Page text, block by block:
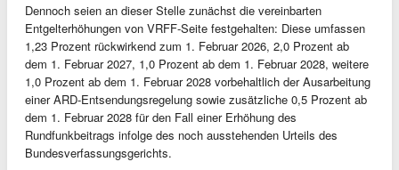
Dennoch seien an dieser Stelle zunächst die vereinbarten
Entgelterhöhungen von VRFF-Seite festgehalten: Diese umfassen
1,23 Prozent rückwirkend zum 1. Februar 2026, 2,0 Prozent ab
dem 1. Februar 2027, 1,0 Prozent ab dem 1. Februar 2028, weitere
1,0 Prozent ab dem 1. Februar 2028 vorbehaltlich der Ausarbeitung
einer ARD-Entsendungsregelung sowie zusätzliche 0,5 Prozent ab
dem 1. Februar 2028 für den Fall einer Erhöhung des
Rundfunkbeitrags infolge des noch ausstehenden Urteils des
Bundesverfassungsgerichts.